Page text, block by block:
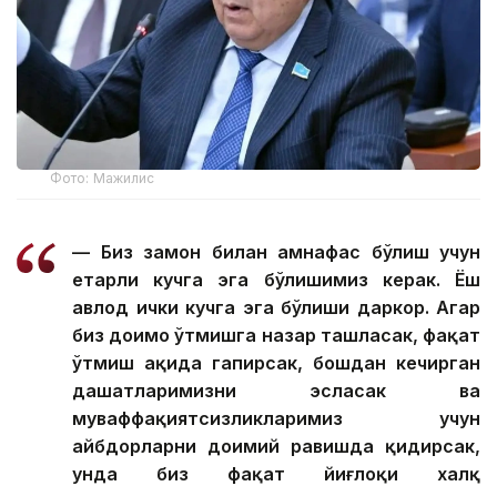
Фото: Мажилис
— Биз замон билан ҳамнафас бўлиш учун
етарли кучга эга бўлишимиз керак. Ёш
авлод ички кучга эга бўлиши даркор. Агар
биз доимо ўтмишга назар ташласак, фақат
ўтмиш ҳақида гапирсак, бошдан кечирган
даҳшатларимизни эсласак ва
муваффақиятсизликларимиз учун
айбдорларни доимий равишда қидирсак,
унда биз фақат йиғлоқи халқ